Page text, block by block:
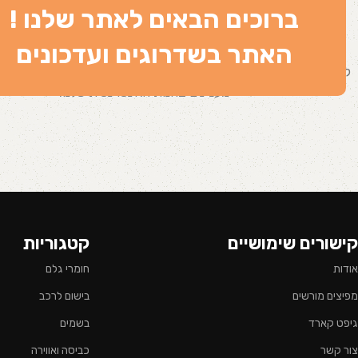
ברוכים הבאים לאתר שלנו !
האתר בשדרוגים ועדכונים
לפני שתמשיכו לקופה יש להוסיף מוצרים לעגלת הקניות.
ניתן למצוא
מעניינים בחנות האינטרנטית שלנו.
קישורים שימושיים
אודות
מפיצים מורשים
גיפט קארד
צור קשר
קטגוריות
חומרי גלם
בישום לרכב
בשמים
כביסה ואווירה